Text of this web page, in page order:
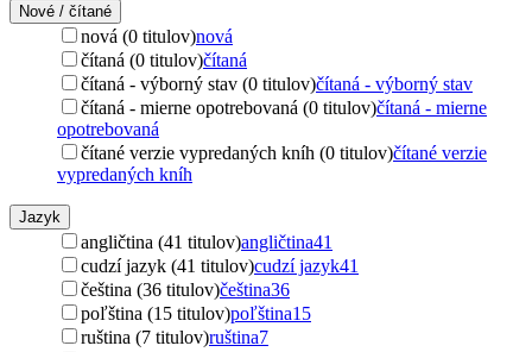
Nové / čítané
nová (0 titulov)nová
čítaná (0 titulov)čítaná
čítaná - výborný stav (0 titulov)čítaná - výborný stav
čítaná - mierne opotrebovaná (0 titulov)čítaná - mierne
opotrebovaná
čítané verzie vypredaných kníh (0 titulov)čítané verzie
vypredaných kníh
Jazyk
angličtina (41 titulov)angličtina41
cudzí jazyk (41 titulov)cudzí jazyk41
čeština (36 titulov)čeština36
poľština (15 titulov)poľština15
ruština (7 titulov)ruština7